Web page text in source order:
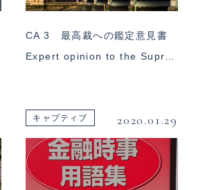
CA 3 最高裁への鑑定意見書
Expert opinion to the Supr…
キャプティブ 2020.01.29